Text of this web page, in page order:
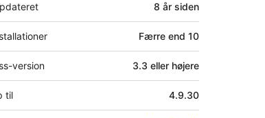
8 år siden
Færre end 10
version 3.3 eller højere
til 4.9.30